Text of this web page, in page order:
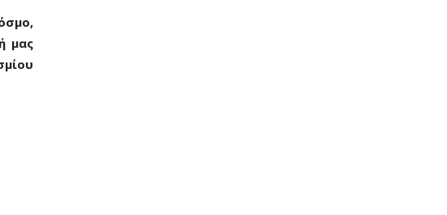
μας